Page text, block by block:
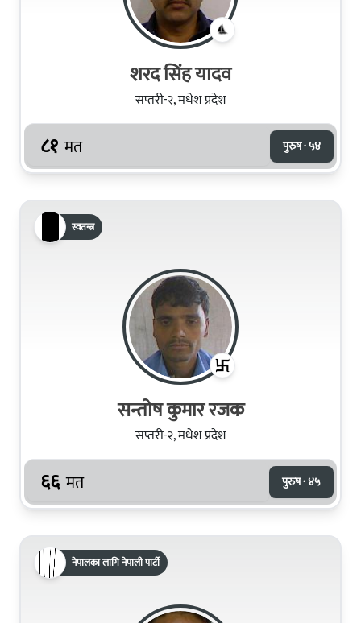
शरद सिंह यादव
सप्तरी-२, मधेश प्रदेश
८१ मत पुरुष · ५४
स्वतन्त्र
सन्तोष कुमार रजक
सप्तरी-२, मधेश प्रदेश
६६ मत पुरुष · ४५
नेपालका लागि नेपाली पार्टी